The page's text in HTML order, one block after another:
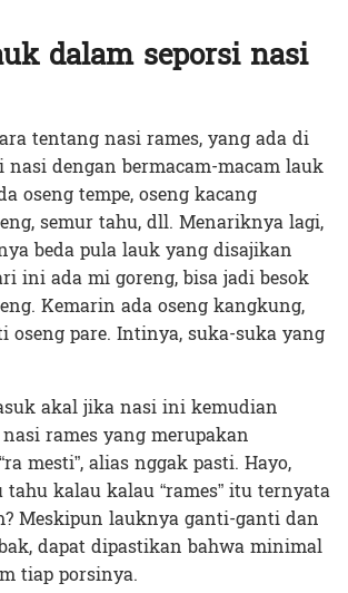
dalam seporsi nasi
tentang nasi rames, yang ada di
dengan bermacam-macam lauk
oseng tempe, oseng kacang
semur tahu, dll. Menariknya lagi,
beda pula lauk yang disajikan
ini ada mi goreng, bisa jadi besok
Kemarin ada oseng kangkung,
oseng pare. Intinya, suka-suka yang
akal jika nasi ini kemudian
rames yang merupakan
mesti”, alias nggak pasti. Hayo,
tahu kalau kalau “rames” itu ternyata
Meskipun lauknya ganti-ganti dan
dapat dipastikan bahwa minimal
tiap porsinya.